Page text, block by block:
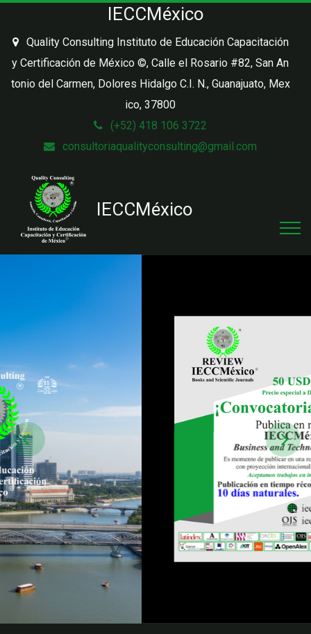
IECCMéxico
Quality Consulting Instituto de Educación Capacitación
y Certificación de México ©, Calle el Rosario #82, San An
tonio del Carmen, Dolores Hidalgo C.I. N., Guanajuato, Mex
ico, 37800
(+52) 418 106 3722
consultoriaqualityconsulting@gmail.com
IECCMéxico